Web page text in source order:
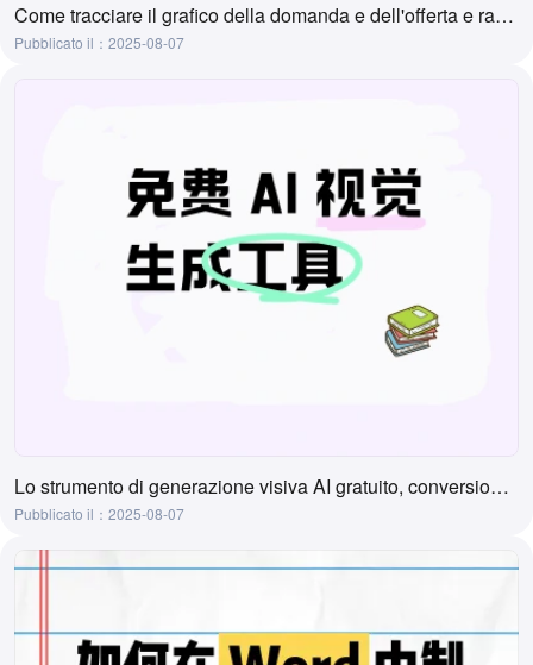
Come tracciare il grafico della domanda e dell'offerta e raccomandazioni di strumenti
Pubblicato il：2025-08-07
Lo strumento di generazione visiva AI gratuito, conversione online da testo a visivo
Pubblicato il：2025-08-07